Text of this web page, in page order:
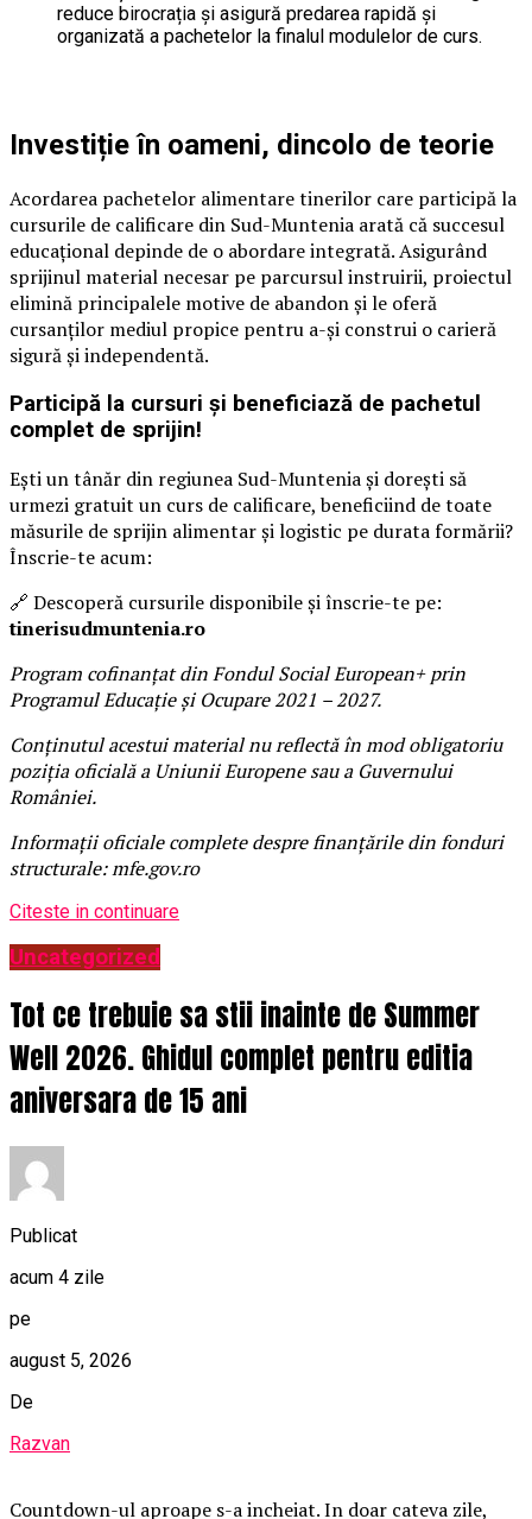
reduce birocrația și asigură predarea rapidă și
organizată a pachetelor la finalul modulelor de curs.
Investiție în oameni, dincolo de teorie
Acordarea pachetelor alimentare tinerilor care participă la
cursurile de calificare din Sud-Muntenia arată că succesul
educațional depinde de o abordare integrată. Asigurând
sprijinul material necesar pe parcursul instruirii, proiectul
elimină principalele motive de abandon și le oferă
cursanților mediul propice pentru a-și construi o carieră
sigură și independentă.
Participă la cursuri și beneficiază de pachetul
complet de sprijin!
Ești un tânăr din regiunea Sud-Muntenia și dorești să
urmezi gratuit un curs de calificare, beneficiind de toate
măsurile de sprijin alimentar și logistic pe durata formării?
Înscrie-te acum:
🔗 Descoperă cursurile disponibile și înscrie-te pe:
tinerisudmuntenia.ro
Program cofinanțat din Fondul Social European+ prin
Programul Educație și Ocupare 2021 – 2027.
Conținutul acestui material nu reflectă în mod obligatoriu
poziția oficială a Uniunii Europene sau a Guvernului
României.
Informații oficiale complete despre finanțările din fonduri
structurale: mfe.gov.ro
Citeste in continuare
Uncategorized
Tot ce trebuie sa stii inainte de Summer
Well 2026. Ghidul complet pentru editia
aniversara de 15 ani
Publicat
acum 4 zile
pe
august 5, 2026
De
Razvan
Countdown-ul aproape s-a incheiat. In doar cateva zile,